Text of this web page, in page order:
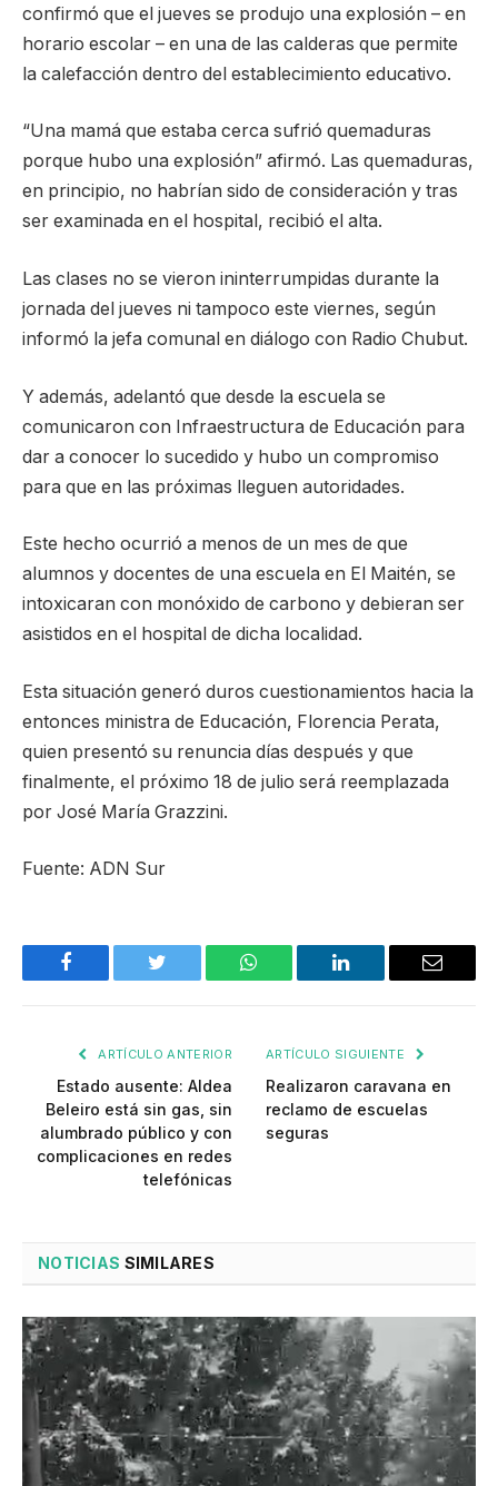
confirmó que el jueves se produjo una explosión – en
horario escolar – en una de las calderas que permite
la calefacción dentro del establecimiento educativo.
“Una mamá que estaba cerca sufrió quemaduras
porque hubo una explosión” afirmó. Las quemaduras,
en principio, no habrían sido de consideración y tras
ser examinada en el hospital, recibió el alta.
Las clases no se vieron ininterrumpidas durante la
jornada del jueves ni tampoco este viernes, según
informó la jefa comunal en diálogo con Radio Chubut.
Y además, adelantó que desde la escuela se
comunicaron con Infraestructura de Educación para
dar a conocer lo sucedido y hubo un compromiso
para que en las próximas lleguen autoridades.
Este hecho ocurrió a menos de un mes de que
alumnos y docentes de una escuela en El Maitén, se
intoxicaran con monóxido de carbono y debieran ser
asistidos en el hospital de dicha localidad.
Esta situación generó duros cuestionamientos hacia la
entonces ministra de Educación, Florencia Perata,
quien presentó su renuncia días después y que
finalmente, el próximo 18 de julio será reemplazada
por José María Grazzini.
Fuente: ADN Sur
Facebook Twitter WhatsApp LinkedIn Email
ARTÍCULO ANTERIOR
Estado ausente: Aldea
Beleiro está sin gas, sin
alumbrado público y con
complicaciones en redes
telefónicas
ARTÍCULO SIGUIENTE
Realizaron caravana en
reclamo de escuelas
seguras
NOTICIAS SIMILARES